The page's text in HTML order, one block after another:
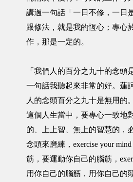
講過一句話「一日不修，一日
跟修法，就是我的恆心；專心
作，那是一定的。
「我們人的百分之九十的念頭
一句話我聽起來非常的好。蓮
人的念頭百分之九十是無用的
這個人生當中，要專心一致地
的、上上智、無上的智慧的，
念頭來磨練，exercise your
筋，要運動你自己的腦筋，
用你自己的腦筋，用你自己的